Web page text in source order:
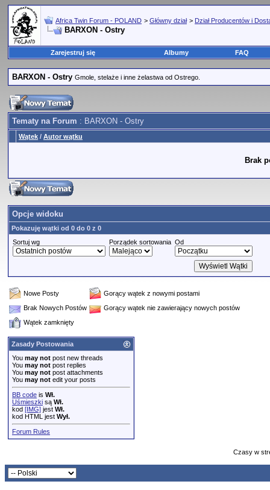
Africa Twin Forum - POLAND > Główny dział > Dział Producentów i
BARXON - Ostry
Zarejestruj się Albumy FAQ
BARXON - Ostry Gmole, stelaże i inne żelastwa od Ostrego.
Tematy na Forum : BARXON - Ostry
Wątek / Autor wątku
Brak
Opcje widoku
Pokazuję wątki od 0 do 0 z 0
Sortuj wg
Porządek sortowania Od
Nowe Posty
Gorący wątek z nowymi postami
Brak Nowych Postów
Gorący wątek nie zawierający nowych postów
Wątek zamknięty
Zasady Postowania
You may not post new threads
You may not post replies
You may not post attachments
You may not edit your posts
BB code is Wł.
Uśmieszki są Wł.
kod [IMG] jest Wł.
kod HTML jest Wył.
Forum Rules
Czasy w